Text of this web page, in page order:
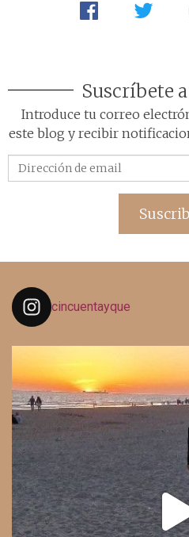
Suscríbete
Introduce tu correo
este blog y recibir
de
cincuentayque